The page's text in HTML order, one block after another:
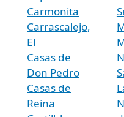
Carmonita
Carrascalejo,
El
Casas de
Don Pedro
Casas de
Reina